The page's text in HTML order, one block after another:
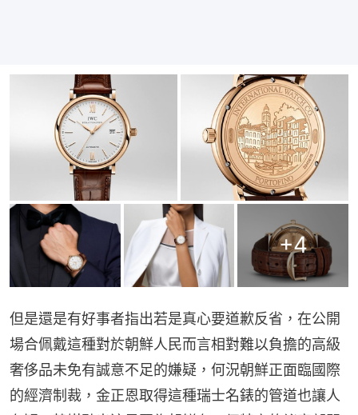
+4
但是還是有好事者指出若是真心要道歉反省，在公開
場合佩戴這種對於朝鮮人民而言相對難以負擔的高級
奢侈品未免有誠意不足的嫌疑，何況朝鮮正面臨國際
的經濟制裁，金正恩取得這種瑞士名錶的管道也讓人